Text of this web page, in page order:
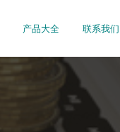
产品大全 联系我们